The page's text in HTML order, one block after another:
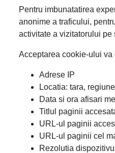
Pentru imbunatatirea
anonime a traficului,
activitate a vizitatorului pe
Acceptarea cookie-ului
Adrese IP
Locatia: tara,
Data si ora afisari
Titlul paginii
URL-ul paginii
URL-ul paginii cel
Rezolutia